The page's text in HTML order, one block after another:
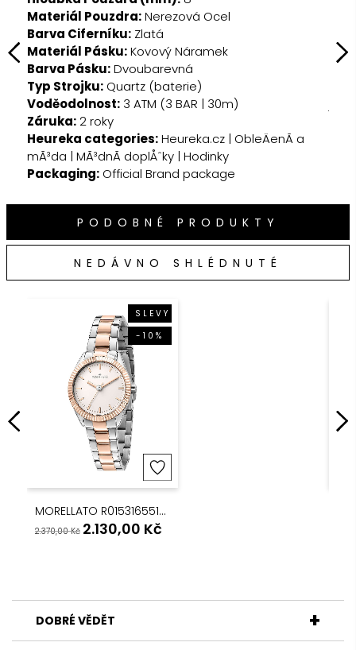
Materiál Pouzdra:Nerezová Ocel
Barva Ciferníku: Zlatá
Materiál Pásku:Kovový Náramek
Barva Pásku:Dvoubarevná
Typ Strojku: Quartz (baterie)
Voděodolnost: 3 ATM (3 BAR | 30m)
Záruka:2 roky
Heureka categories:Heureka.cz | ObleÄenÃ­ a
mÃ³da | MÃ³dnÃ­ doplÅˆky | Hodinky
Packaging: Official Brand package
PODOBNÉ PRODUKTY
NEDÁVNO SHLÉDNUTÉ
SLEVY
-10%
MORELLATO R0153165510 DÁMSKÉ HODINKY
2.370,00Kč 2.130,00 Kč
DOBRÉ VĚDĚT